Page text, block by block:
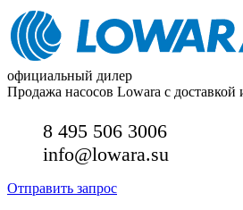
официальный дилер
Продажа насосов Lowara с доставкой
8 495 506 3006
info@lowara.su
Отправить запрос